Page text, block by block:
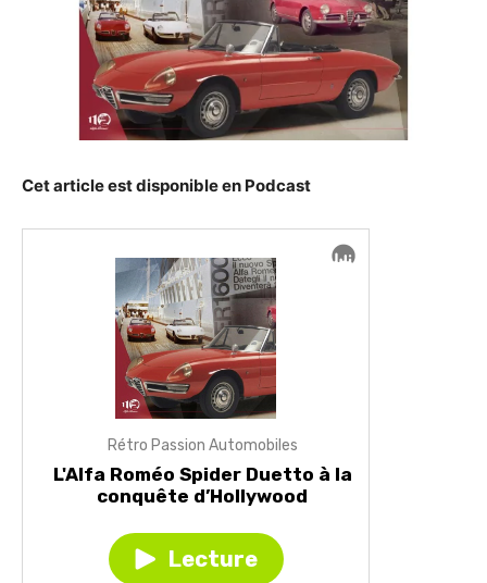
Cet article est disponible en Podcast